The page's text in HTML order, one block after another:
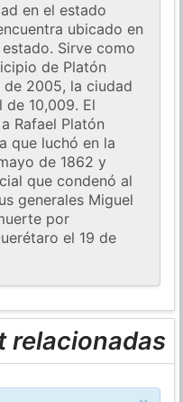
en el estado
ubicado en
Sirve como
de Platón
de 2005, la ciudad
10,009. El
Rafael Platón
que luchó en la
de 1862 y
que condenó al
generales Miguel
por
el 19 de
relacionadas